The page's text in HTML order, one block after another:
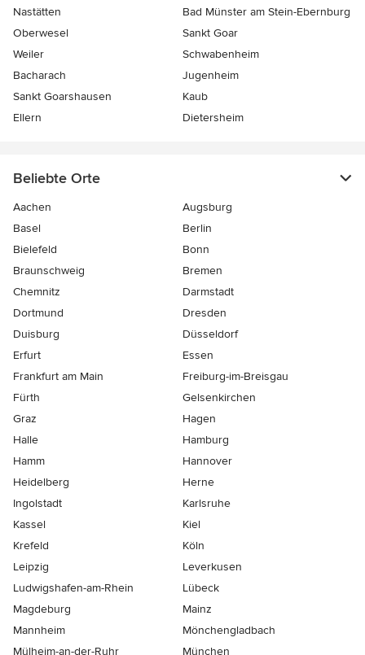
Nastätten
Bad Münster am Stein-Ebernburg
Oberwesel
Sankt Goar
Weiler
Schwabenheim
Bacharach
Jugenheim
Sankt Goarshausen
Kaub
Ellern
Dietersheim
Beliebte Orte
Aachen
Augsburg
Basel
Berlin
Bielefeld
Bonn
Braunschweig
Bremen
Chemnitz
Darmstadt
Dortmund
Dresden
Duisburg
Düsseldorf
Erfurt
Essen
Frankfurt am Main
Freiburg-im-Breisgau
Fürth
Gelsenkirchen
Graz
Hagen
Halle
Hamburg
Hamm
Hannover
Heidelberg
Herne
Ingolstadt
Karlsruhe
Kassel
Kiel
Krefeld
Köln
Leipzig
Leverkusen
Ludwigshafen-am-Rhein
Lübeck
Magdeburg
Mainz
Mannheim
Mönchen­gladbach
Mülheim-an-der-Ruhr
München